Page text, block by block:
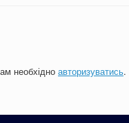
необхідно авторизуватись.